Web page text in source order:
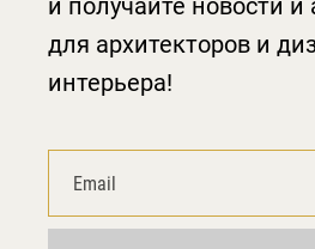
и получайте новости и
для архитекторов и
интерьера!